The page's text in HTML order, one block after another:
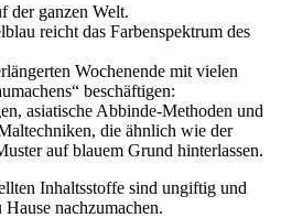
der ganzen Welt.
reicht das Farbenspektrum des
Wochenende mit vielen
beschäftigen:
asiatische Abbinde-Methoden und
die ähnlich wie der
auf blauem Grund hinterlassen.
Inhaltsstoffe sind ungiftig und
nachzumachen.